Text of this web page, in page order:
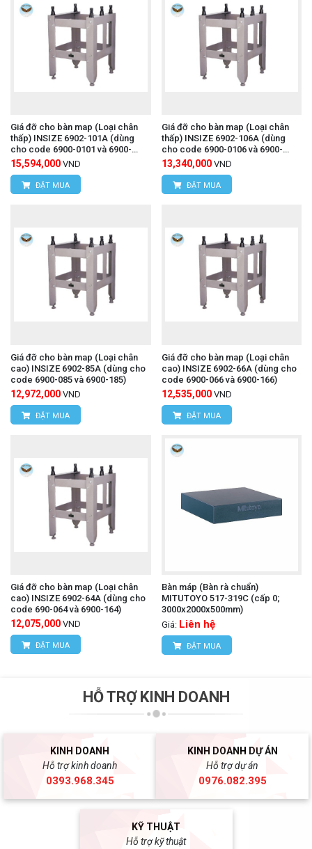
Giá đỡ cho bàn map (Loại chân
thấp) INSIZE 6902-101A (dùng
cho code 6900-0101 và 6900-
1101)
15,594,000 VND
ĐẶT MUA
Giá đỡ cho bàn map (Loại chân
thấp) INSIZE 6902-106A (dùng
cho code 6900-0106 và 6900-
1106)
13,340,000 VND
ĐẶT MUA
Giá đỡ cho bàn map (Loại chân
cao) INSIZE 6902-85A (dùng cho
code 6900-085 và 6900-185)
12,972,000 VND
ĐẶT MUA
Giá đỡ cho bàn map (Loại chân
cao) INSIZE 6902-66A (dùng cho
code 6900-066 và 6900-166)
12,535,000 VND
ĐẶT MUA
Giá đỡ cho bàn map (Loại chân
cao) INSIZE 6902-64A (dùng cho
code 690-064 và 6900-164)
12,075,000 VND
ĐẶT MUA
Bàn máp (Bàn rà chuẩn)
MITUTOYO 517-319C (cấp 0;
3000x2000x500mm)
Giá: Liên hệ
ĐẶT MUA
HỖ TRỢ KINH DOANH
KINH DOANH
Hỗ trợ kinh doanh
0393.968.345
KINH DOANH DỰ ÁN
Hỗ trợ dự án
0976.082.395
KỸ THUẬT
Hỗ trợ kỹ thuật